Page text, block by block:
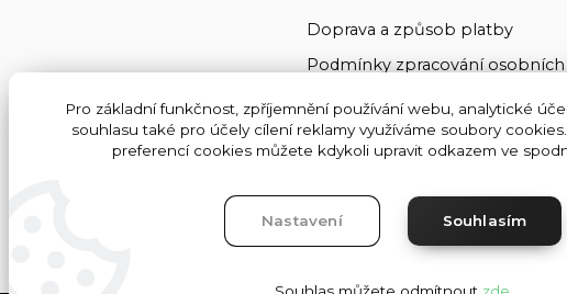
Doprava a způsob platby
Podmínky zpracování osobních
Kontakty
Obchodní podmínky
Pro základní funkčnost, zpříjemnění používání webu, analytické
souhlasu také pro účely cílení reklamy využíváme soubory
preferencí cookies můžete kdykoli upravit odkazem ve
Nastavení Souhlasím